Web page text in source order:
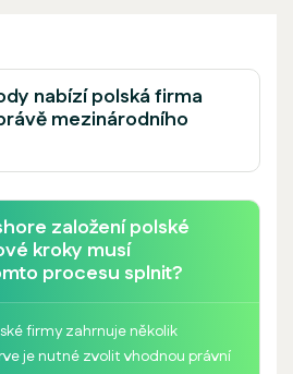
nabízí polská firma
mezinárodního
založení polské
kroky musí
procesu splnit?
firmy zahrnuje několik
je nutné zvolit vhodnou právní